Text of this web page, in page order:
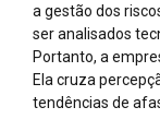
a gestão dos
ser analisados
Portanto, a
Ela cruza
tendências de